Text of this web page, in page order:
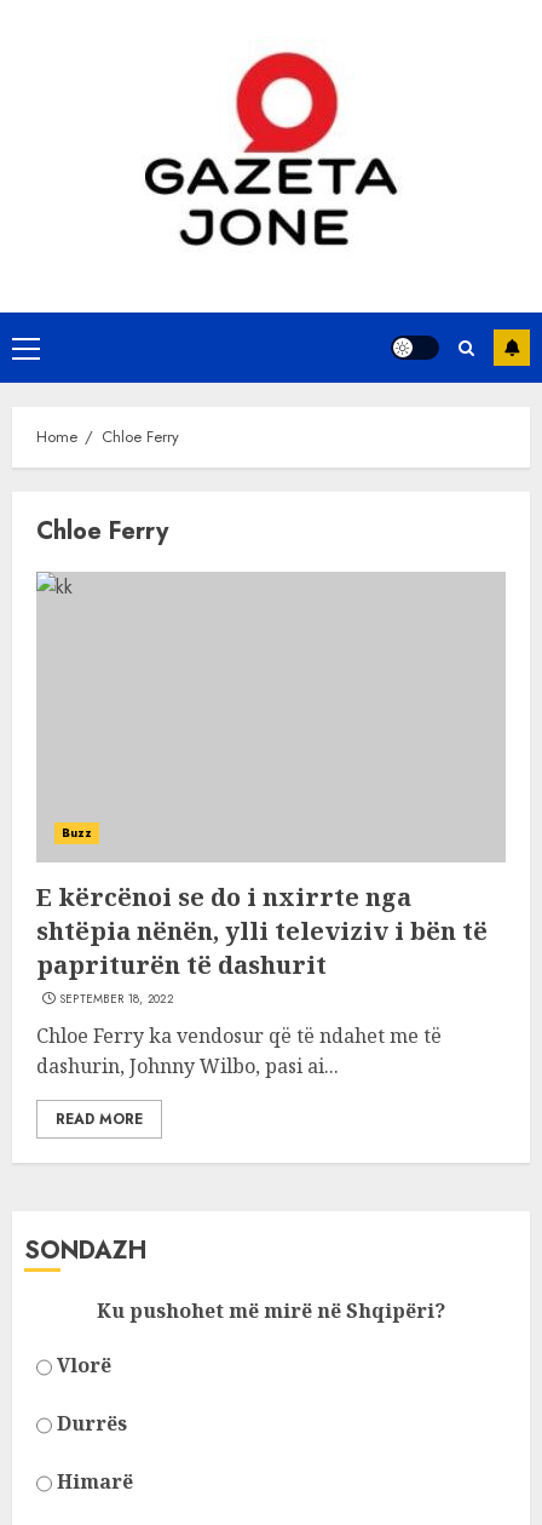
Primary
Menu
Home Chloe Ferry
Chloe Ferry
Buzz
E kërcënoi se do i nxirrte nga
shtëpia nënën, ylli televiziv i bën të
papriturën të dashurit
SEPTEMBER 18, 2022
Chloe Ferry ka vendosur që të ndahet me të
dashurin, Johnny Wilbo, pasi ai...
READ MORE
SONDAZH
Ku pushohet më mirë në Shqipëri?
Vlorë
Durrës
Himarë